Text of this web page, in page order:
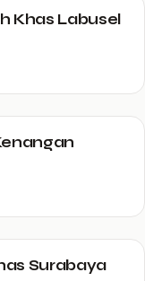
Khas Labusel
Surabaya